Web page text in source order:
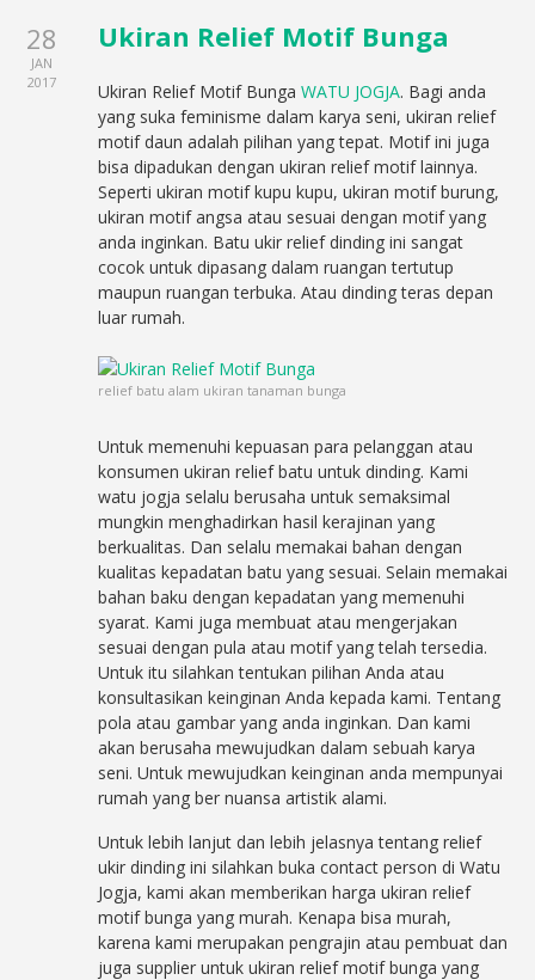
28
JAN
2017
Ukiran Relief Motif Bunga
Ukiran Relief Motif BungaWATU JOGJA. Bagi anda
yang suka feminisme dalam karya seni, ukiran relief
motif daun adalah pilihan yang tepat. Motif ini juga
bisa dipadukan dengan ukiran relief motif lainnya.
Seperti ukiran motif kupu kupu, ukiran motif burung,
ukiran motif angsa atau sesuai dengan motif yang
anda inginkan. Batu ukir relief dinding ini sangat
cocok untuk dipasang dalam ruangan tertutup
maupun ruangan terbuka. Atau dinding teras depan
luar rumah.
relief batu alam ukiran tanaman bunga
Untuk memenuhi kepuasan para pelanggan atau
konsumen ukiran relief batu untuk dinding. Kami
watu jogja selalu berusaha untuk semaksimal
mungkin menghadirkan hasil kerajinan yang
berkualitas. Dan selalu memakai bahan dengan
kualitas kepadatan batu yang sesuai. Selain memakai
bahan baku dengan kepadatan yang memenuhi
syarat. Kami juga membuat atau mengerjakan
sesuai dengan pula atau motif yang telah tersedia.
Untuk itu silahkan tentukan pilihan Anda atau
konsultasikan keinginan Anda kepada kami. Tentang
pola atau gambar yang anda inginkan. Dan kami
akan berusaha mewujudkan dalam sebuah karya
seni. Untuk mewujudkan keinginan anda mempunyai
rumah yang ber nuansa artistik alami.
Untuk lebih lanjut dan lebih jelasnya tentang relief
ukir dinding ini silahkan buka contact person di Watu
Jogja, kami akan memberikan harga ukiran relief
motif bunga yang murah. Kenapa bisa murah,
karena kami merupakan pengrajin atau pembuat dan
juga supplier untuk ukiran relief motif bunga yang